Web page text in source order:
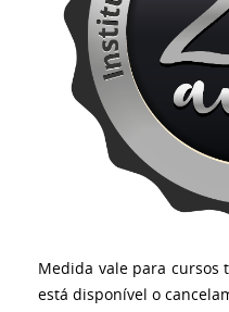
Medida vale para cursos
está disponível o